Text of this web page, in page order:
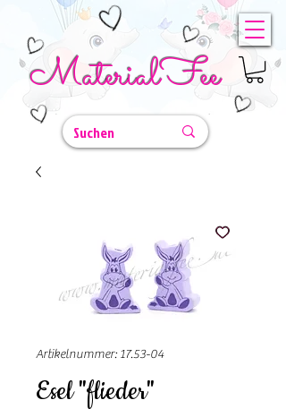
MaterialFee
Artikelnummer: 17.53-04
Esel "flieder"